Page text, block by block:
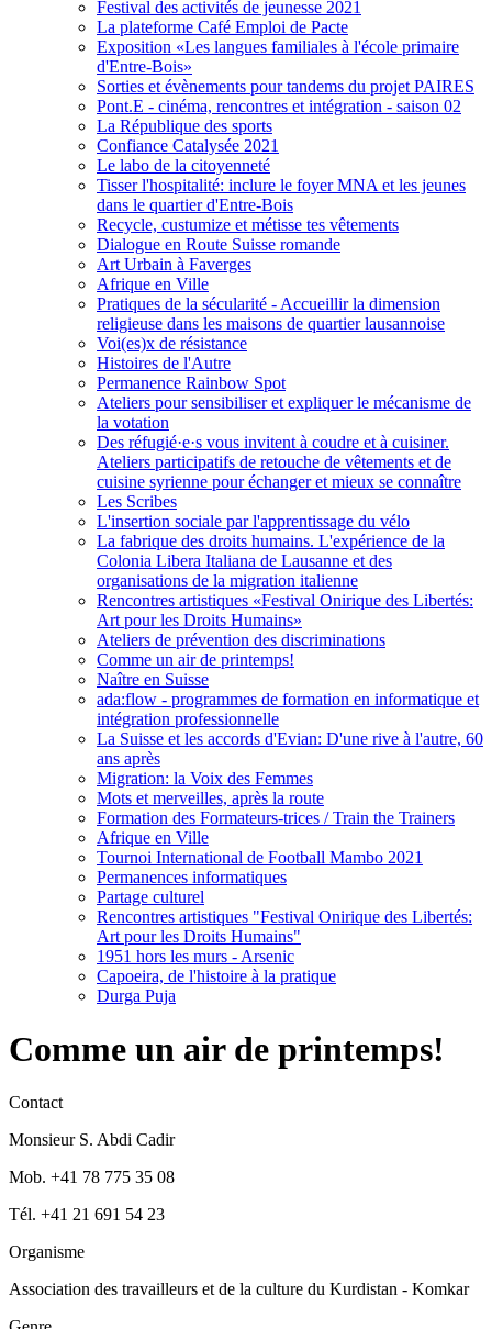
Festival des activités de jeunesse 2021
La plateforme Café Emploi de Pacte
Exposition «Les langues familiales à l'école primaire
d'Entre-Bois»
Sorties et évènements pour tandems du projet PAIRES
Pont.E - cinéma, rencontres et intégration - saison 02
La République des sports
Confiance Catalysée 2021
Le labo de la citoyenneté
Tisser l'hospitalité: inclure le foyer MNA et les jeunes
dans le quartier d'Entre-Bois
Recycle, custumize et métisse tes vêtements
Dialogue en Route Suisse romande
Art Urbain à Faverges
Afrique en Ville
Pratiques de la sécularité - Accueillir la dimension
religieuse dans les maisons de quartier lausannoise
Voi(es)x de résistance
Histoires de l'Autre
Permanence Rainbow Spot
Ateliers pour sensibiliser et expliquer le mécanisme de
la votation
Des réfugié·e·s vous invitent à coudre et à cuisiner.
Ateliers participatifs de retouche de vêtements et de
cuisine syrienne pour échanger et mieux se connaître
Les Scribes
L'insertion sociale par l'apprentissage du vélo
La fabrique des droits humains. L'expérience de la
Colonia Libera Italiana de Lausanne et des
organisations de la migration italienne
Rencontres artistiques «Festival Onirique des Libertés:
Art pour les Droits Humains»
Ateliers de prévention des discriminations
Comme un air de printemps!
Naître en Suisse
ada:flow - programmes de formation en informatique et
intégration professionnelle
La Suisse et les accords d'Evian: D'une rive à l'autre, 60
ans après
Migration: la Voix des Femmes
Mots et merveilles, après la route
Formation des Formateurs-trices / Train the Trainers
Afrique en Ville
Tournoi International de Football Mambo 2021
Permanences informatiques
Partage culturel
Rencontres artistiques "Festival Onirique des Libertés:
Art pour les Droits Humains"
1951 hors les murs - Arsenic
Capoeira, de l'histoire à la pratique
Durga Puja
Comme un air de printemps!
Contact
Monsieur S. Abdi Cadir
Mob. +41 78 775 35 08
Tél. +41 21 691 54 23
Organisme
Association des travailleurs et de la culture du Kurdistan - Komkar